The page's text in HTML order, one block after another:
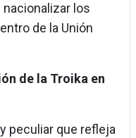
los
de la Unión
de la Troika en
peculiar que refleja